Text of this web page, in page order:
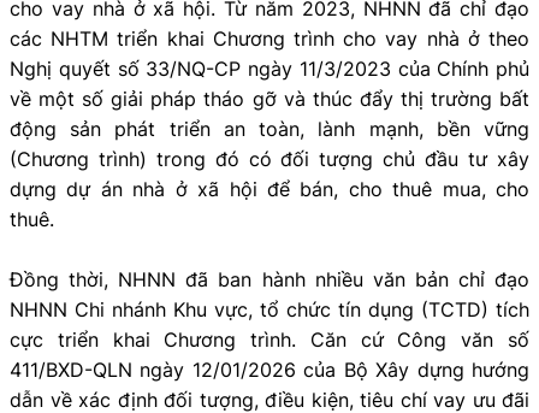
cho vay nhà ở xã hội. Từ năm 2023, NHNN đã chỉ đạo
các NHTM triển khai Chương trình cho vay nhà ở theo
Nghị quyết số 33/NQ-CP ngày 11/3/2023 của Chính phủ
về một số giải pháp tháo gỡ và thúc đẩy thị trường bất
động sản phát triển an toàn, lành mạnh, bền vững
(Chương trình) trong đó có đối tượng chủ đầu tư xây
dựng dự án nhà ở xã hội để bán, cho thuê mua, cho
thuê.
Đồng thời, NHNN đã ban hành nhiều văn bản chỉ đạo
NHNN Chi nhánh Khu vực, tổ chức tín dụng (TCTD) tích
cực triển khai Chương trình. Căn cứ Công văn số
411/BXD-QLN ngày 12/01/2026 của Bộ Xây dựng hướng
dẫn về xác định đối tượng, điều kiện, tiêu chí vay ưu đãi